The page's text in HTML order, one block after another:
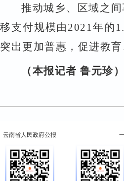
推动城乡、区域之
移支付规模由 2021年的
突出更加普惠，促进教
（本报记者 鲁元珍）
云南省人民政府公报